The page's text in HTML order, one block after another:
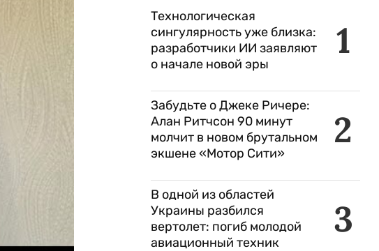
1
Технологическая
сингулярность уже близка:
разработчики ИИ заявляют
о начале новой эры
2
Забудьте о Джеке Ричере:
Алан Ритчсон 90 минут
молчит в новом брутальном
экшене «Мотор Сити»
3
В одной из областей
Украины разбился
вертолет: погиб молодой
авиационный техник